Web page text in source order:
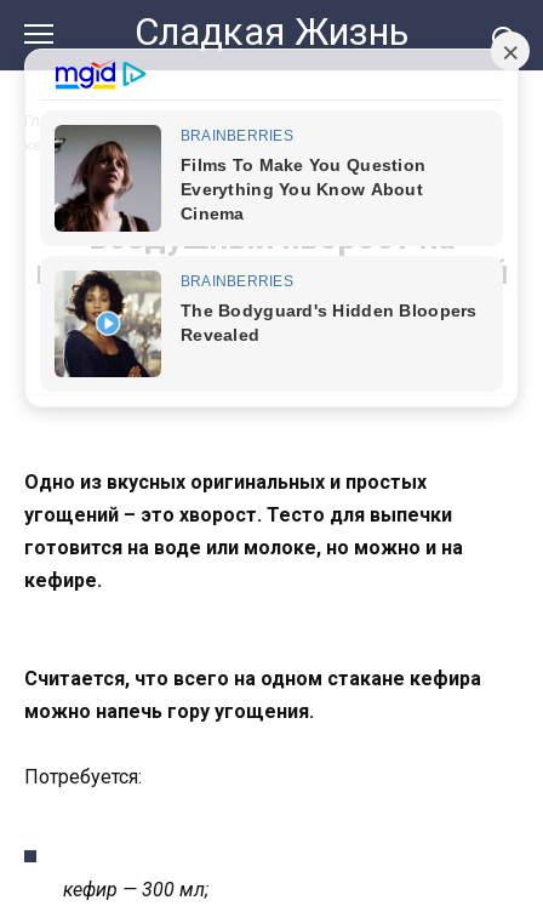
контенту
Сладкая Жизнь
кефире: рецепт, проверенный временем
Как приготовить вкусный и
воздушный хворост на
кефире: рецепт, проверенный
временем
Одно из вкусных оригинальных и простых
угощений – это хворост. Тесто для выпечки
готовится на воде или молоке, но можно и на
кефире.
Считается, что всего на одном стакане кефира
можно напечь гору угощения.
Потребуется:
кефир — 300 мл;